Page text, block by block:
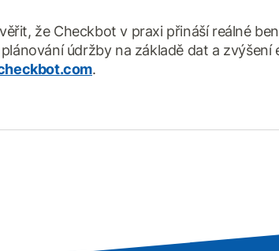
že Checkbot v praxi přináší reálné
údržby na základě dat a
.